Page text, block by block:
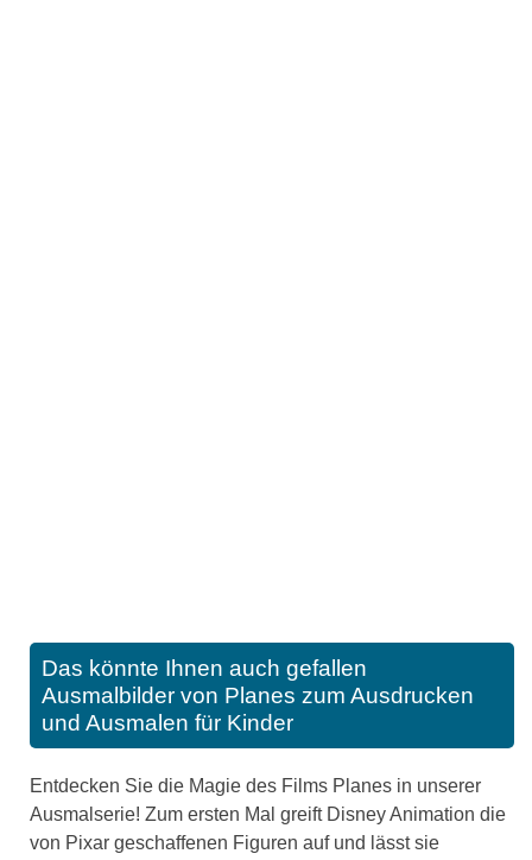
Das könnte Ihnen auch gefallen
Ausmalbilder von Planes zum Ausdrucken
und Ausmalen für Kinder
Entdecken Sie die Magie des Films Planes in unserer
Ausmalserie! Zum ersten Mal greift Disney Animation die
von Pixar geschaffenen Figuren auf und lässt sie